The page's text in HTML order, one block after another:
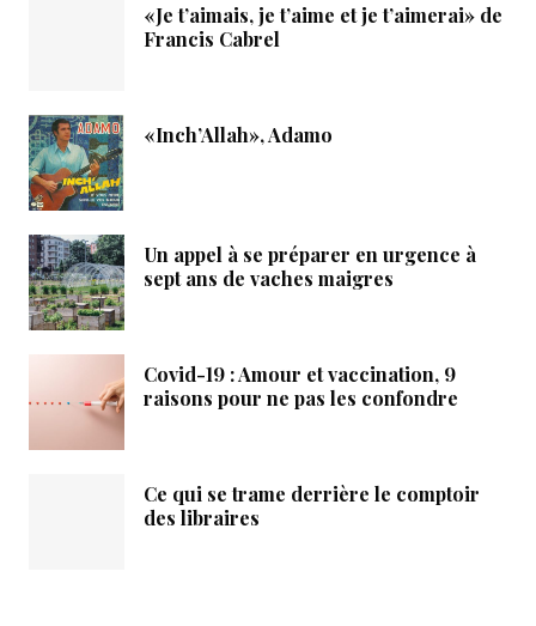
«Je t’aimais, je t’aime et je t’aimerai» de
Francis Cabrel
«Inch’Allah», Adamo
Un appel à se préparer en urgence à
sept ans de vaches maigres
Covid-19 : Amour et vaccination, 9
raisons pour ne pas les confondre
Ce qui se trame derrière le comptoir
des libraires